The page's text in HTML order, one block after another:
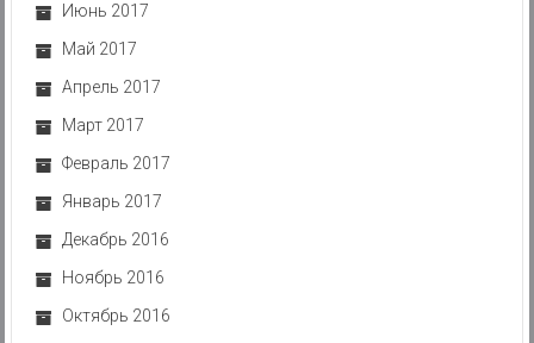
Июнь 2017
Май 2017
Апрель 2017
Март 2017
Февраль 2017
Январь 2017
Декабрь 2016
Ноябрь 2016
Октябрь 2016